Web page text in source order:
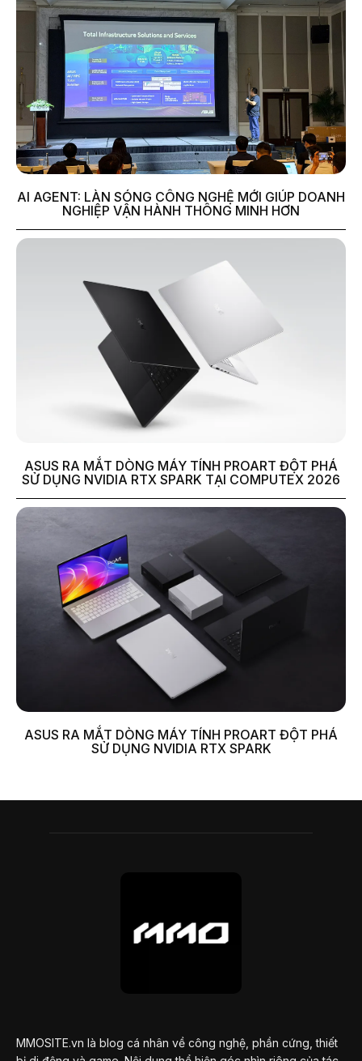
AI AGENT: LÀN SÓNG CÔNG NGHỆ MỚI GIÚP DOANH
NGHIỆP VẬN HÀNH THÔNG MINH HƠN
ASUS RA MẮT DÒNG MÁY TÍNH PROART ĐỘT PHÁ
SỬ DỤNG NVIDIA RTX SPARK TẠI COMPUTEX 2026
ASUS RA MẮT DÒNG MÁY TÍNH PROART ĐỘT PHÁ
SỬ DỤNG NVIDIA RTX SPARK
MMOSITE.vn là blog cá nhân về công nghệ, phần cứng, thiết